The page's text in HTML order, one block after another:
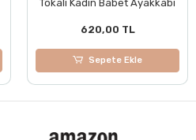
Tokalı Kadın Babet Ayakkabı
620,00 TL
Sepete Ekle